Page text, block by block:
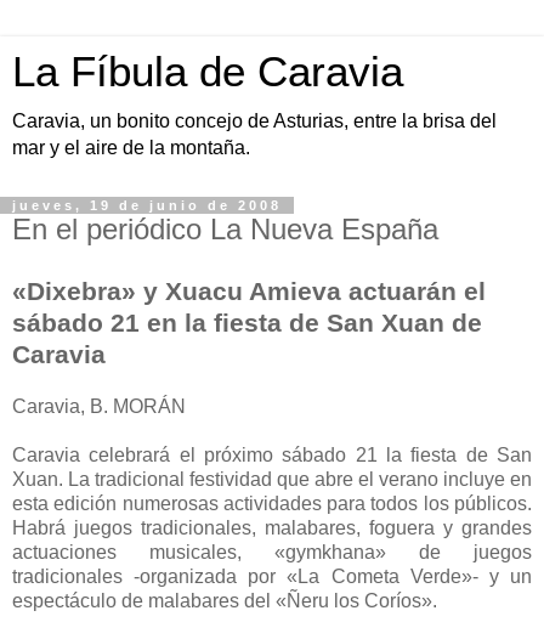
La Fíbula de Caravia
Caravia, un bonito concejo de Asturias, entre la brisa del
mar y el aire de la montaña.
jueves, 19 de junio de 2008
En el periódico La Nueva España
«Dixebra» y Xuacu Amieva actuarán el
sábado 21 en la fiesta de San Xuan de
Caravia
Caravia, B. MORÁN
Caravia celebrará el próximo sábado 21 la fiesta de San
Xuan. La tradicional festividad que abre el verano incluye en
esta edición numerosas actividades para todos los públicos.
Habrá juegos tradicionales, malabares, foguera y grandes
actuaciones musicales, «gymkhana» de juegos
tradicionales -organizada por «La Cometa Verde»- y un
espectáculo de malabares del «Ñeru los Coríos».